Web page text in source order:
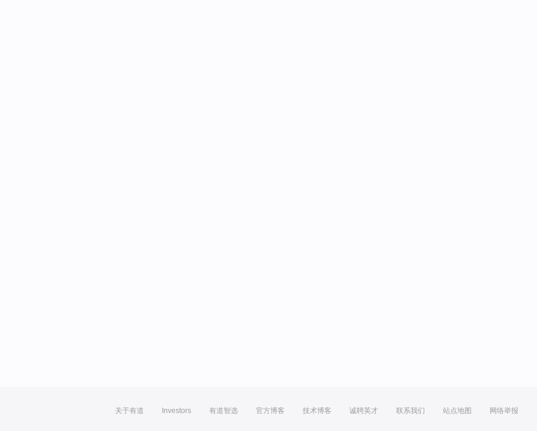
关于有道 Investors 有道智选 官方博客 技术博客 诚聘英才 联系我们 站点地图 网络举报